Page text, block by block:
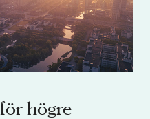
högre